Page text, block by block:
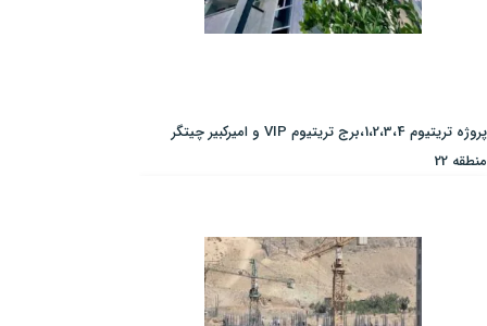
پروژه تریتیوم 1،2،3،4،برج تریتیوم VIP و امیرکبیر چیتگر
منطقه 22